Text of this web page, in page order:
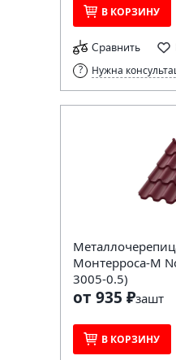
В КОРЗИНУ
Сравнить
Нужна
Монтерроса-M
3005-0.5)
от 935 ₽зашт
В КОРЗИНУ